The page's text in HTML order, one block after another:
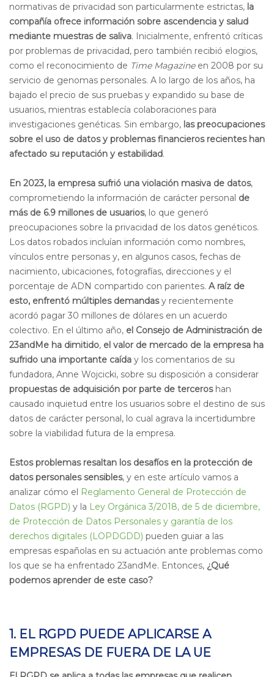
normativas de privacidad son particularmente estrictas, la
compañía ofrece información sobre ascendencia y salud
mediante muestras de saliva. Inicialmente, enfrentó críticas
por problemas de privacidad, pero también recibió elogios,
como el reconocimiento de Time Magazineen 2008 por su
servicio de genomas personales. A lo largo de los años, ha
bajado el precio de sus pruebas y expandido su base de
usuarios, mientras establecía colaboraciones para
investigaciones genéticas. Sin embargo, las preocupaciones
sobre el uso de datos y problemas financieros recientes han
afectado su reputación y estabilidad.
En 2023, la empresa sufrió una violación masiva de datos,
comprometiendo la información de carácter personal de
más de 6.9 millones de usuarios, lo que generó
preocupaciones sobre la privacidad de los datos genéticos.
Los datos robados incluían información como nombres,
vínculos entre personas y, en algunos casos, fechas de
nacimiento, ubicaciones, fotografías, direcciones y el
porcentaje de ADN compartido con parientes. A raíz de
esto, enfrentó múltiples demandasy recientemente
acordó pagar 30 millones de dólares en un acuerdo
colectivo. En el último año, el Consejo de Administración de
23andMe ha dimitido, el valor de mercado de la empresa ha
sufrido una importante caída y los comentarios de su
fundadora, Anne Wojcicki, sobre su disposición a considerar
propuestas de adquisición por parte de terceros han
causado inquietud entre los usuarios sobre el destino de sus
datos de carácter personal, lo cual agrava la incertidumbre
sobre la viabilidad futura de la empresa.
Estos problemas resaltan los desafíos en la protección de
datos personales sensibles, y en este artículo vamos a
analizar cómo el Reglamento General de Protección de
Datos (RGPD) y la Ley Orgánica 3/2018, de 5 de diciembre,
de Protección de Datos Personales y garantía de los
derechos digitales (LOPDGDD) pueden guiar a las
empresas españolas en su actuación ante problemas como
los que se ha enfrentado 23andMe. Entonces, ¿Qué
podemos aprender de este caso?
1. EL RGPD PUEDE APLICARSE A
EMPRESAS DE FUERA DE LA UE